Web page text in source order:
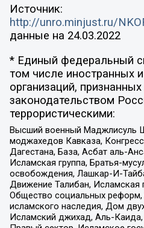
Источник:
http://unro.minjust.ru/
данные на 24.03.2022
* Единый федеральный
том числе иностранных
организаций,
законодательством
террористическими:
Высший военный Маджлисуль
моджахедов Кавказа,
Дагестана, База, Асбат аль-
Исламская группа, Братья-
освобождения, Лашкар-И-
Движение Талибан, Исламская
Общество социальных
исламского наследия, Дом
Исламский джихад, Аль-